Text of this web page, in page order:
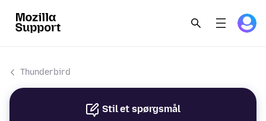
Thunderbird
Stil et spørgsmål